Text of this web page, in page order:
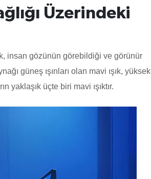
Üzerindeki
insan gözünün görebildiği ve görünür
güneş ışınları olan mavi ışık, yüksek
yaklaşık üçte biri mavi ışıktır.